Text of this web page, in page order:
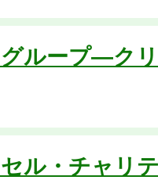
ループ―ク
ル・チャリ